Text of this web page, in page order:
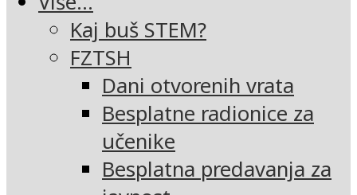
Kaj buš STEM?
FZTSH
Dani otvorenih vrata
Besplatne radionice za
učenike
Besplatna predavanja za